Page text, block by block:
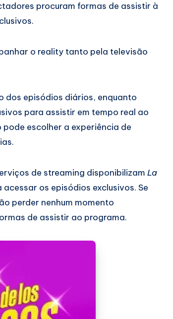
procuram formas de assistir à
o reality tanto pela televisão
dos episódios diários, enquanto
para assistir em tempo real ao
escolher a experiência de
de streaming disponibilizam La
acessar os episódios exclusivos. Se
perder nenhum momento
de assistir ao programa.